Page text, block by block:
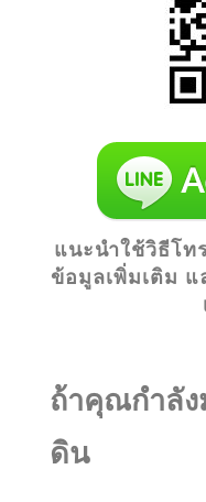
แนะนำใช้วิธีโท
ข้อมูลเพิ่มเติม แ
ถ้าคุณกำลัง
ดิน